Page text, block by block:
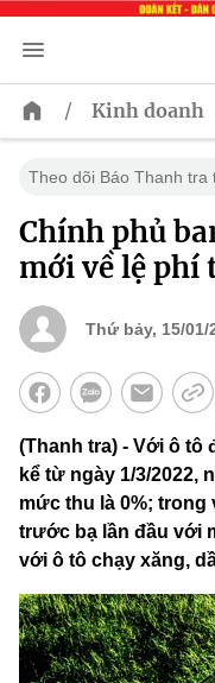
/ Kinh doanh
Theo dõi Báo Thanh tra
Chính phủ
mới về lệ phí
Thứ bảy, 15/01/
(Thanh tra) - Với ô tô
kể từ ngày 1/3/2022,
mức thu là 0%; trong
trước bạ lần đầu với
với ô tô chạy xăng,